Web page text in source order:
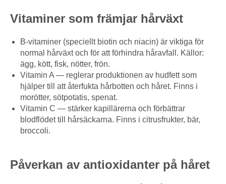
Vitaminer som främjar hårväxt
B-vitaminer (speciellt biotin och niacin) är viktiga för
normal hårväxt och för att förhindra håravfall. Källor:
ägg, kött, fisk, nötter, frön.
Vitamin A — reglerar produktionen av hudfett som
hjälper till att återfukta hårbotten och håret. Finns i
morötter, sötpotatis, spenat.
Vitamin C — stärker kapillärerna och förbättrar
blodflödet till hårsäckarna. Finns i citrusfrukter, bär,
broccoli.
Påverkan av antioxidanter på håret